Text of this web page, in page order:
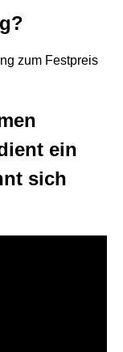
zum Festpreis
ein
sich